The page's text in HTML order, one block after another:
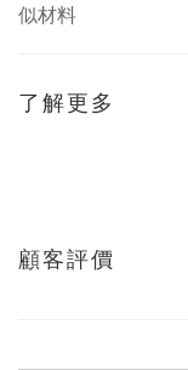
似材料
了解更多
顧客評價